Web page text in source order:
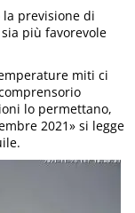
previsione di
più favorevole
miti ci
lo permettano,
2021» si legge